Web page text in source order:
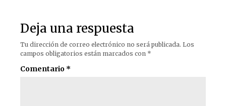
Deja una respuesta
Tu dirección de correo electrónico no será publicada. Los
campos obligatorios están marcados con *
Comentario *